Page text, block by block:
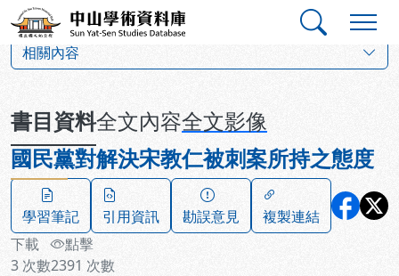
跳到主要內容
中山學術資料庫
相關內容
書目資料全文內容全文影像
國民黨對解決宋教仁被刺案所持之態度
學習筆記 引用資訊 勘誤意見
複製連結
下載
3 次數
點擊
2391 次數